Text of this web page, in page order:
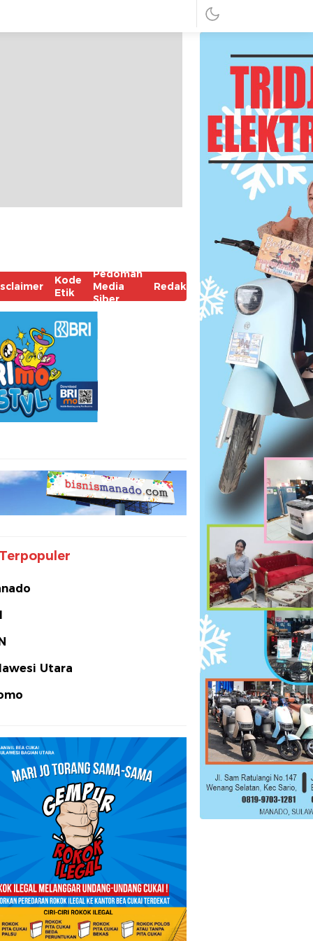
Kode
Etik
Pedoman
Media
Siber
Redaksi
Utara